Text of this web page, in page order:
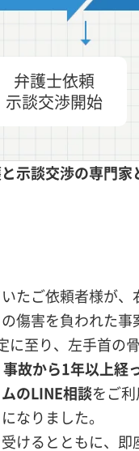
弁護士依頼
示談交渉開始
示談交渉の専門家
たご依頼者様が、
傷害を負われた事
に至り、左手首の
事故から1年以上経
ムのLINE相談をご
なりました。
けるとともに、即